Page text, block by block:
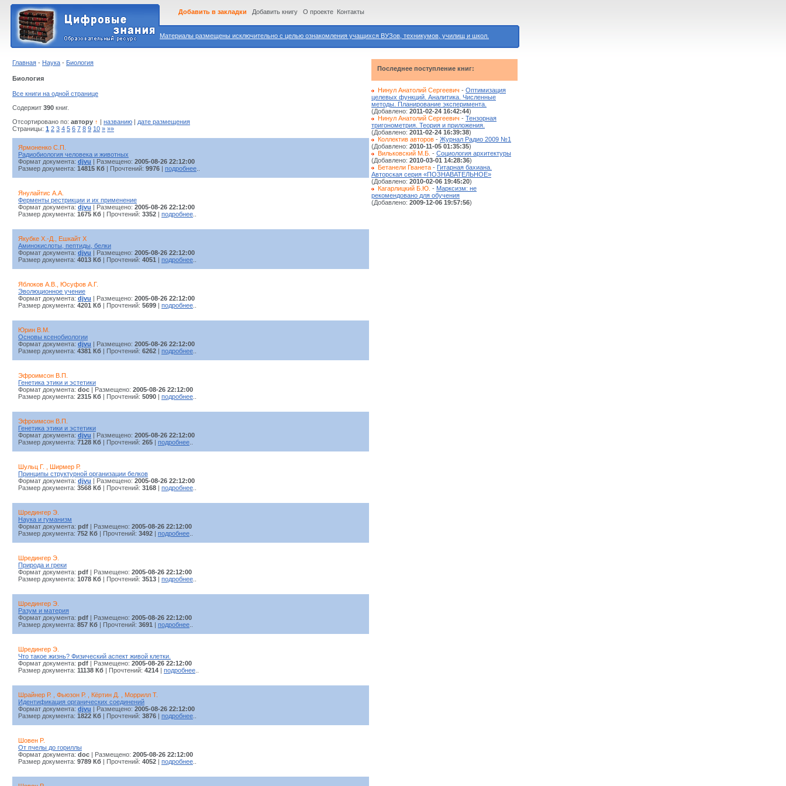
Материалы размещены исключительно с целью ознакомления учащихся ВУЗов, техникумов, училищ и школ.
Добавить в закладки Добавить книгу О проекте Контакты
Главная - Наука - Биология
Биология
Все книги на одной странице
Содержит 390 книг.
Отсортировано по: автору ↑ названию
дате размещения
Страницы: 1 2 3 4 5 6 7 8 9 10 » »»
Ярмоненко С.П.
Радиобиология человека и животных
Формат документа: djvu | Размещено: 2005-08-26 22:12:00
Размер документа: 14815 Кб | Прочтений: 9976 подробнее
Янулайтис А.А.
Ферменты рестрикции и их применение
Формат документа: djvu | Размещено: 2005-08-26 22:12:00
Размер документа: 1675 Кб | Прочтений: 3352 подробнее
Якубке Х.-Д., Ешкайт X
Аминокислоты, пептиды, белки
Формат документа: djvu | Размещено: 2005-08-26 22:12:00
Размер документа: 4013 Кб | Прочтений: 4051 подробнее
Яблоков А.В., Юсуфов А.Г.
Эволюционное учение
Формат документа: djvu | Размещено: 2005-08-26 22:12:00
Размер документа: 4201 Кб | Прочтений: 5699 подробнее
Юрин В.М.
Основы ксенобиологии
Формат документа: djvu | Размещено: 2005-08-26 22:12:00
Размер документа: 4381 Кб | Прочтений: 6262 подробнее
Эфроимсон В.П.
Генетика этики и эстетики
Формат документа: doc | Размещено: 2005-08-26 22:12:00
Размер документа: 2315 Кб | Прочтений: 5090 подробнее
Эфроимсон В.П.
Генетика этики и эстетики
Формат документа: djvu | Размещено: 2005-08-26 22:12:00
Размер документа: 7128 Кб | Прочтений: 265 подробнее
Шульц Г. , Ширмер Р.
Принципы структурной организации белков
Формат документа: djvu | Размещено: 2005-08-26 22:12:00
Размер документа: 3568 Кб | Прочтений: 3168 подробнее
Шредингер Э.
Наука и гуманизм
Формат документа: pdf | Размещено: 2005-08-26 22:12:00
Размер документа: 752 Кб | Прочтений: 3492 подробнее
Шредингер Э.
Природа и греки
Формат документа: pdf | Размещено: 2005-08-26 22:12:00
Размер документа: 1078 Кб | Прочтений: 3513 подробнее
Шредингер Э.
Разум и материя
Формат документа: pdf | Размещено: 2005-08-26 22:12:00
Размер документа: 857 Кб | Прочтений: 3691 подробнее
Шредингер Э.
Что такое жизнь? Физический аспект живой клетки.
Формат документа: pdf | Размещено: 2005-08-26 22:12:00
Размер документа: 11138 Кб | Прочтений: 4214 подробнее
Шрайнер Р. , Фьюзон Р. , Кёртин Д. , Моррилл Т.
Идентификация органических соединений
Формат документа: djvu | Размещено: 2005-08-26 22:12:00
Размер документа: 1822 Кб | Прочтений: 3876 подробнее
Шовен P.
От пчелы до гориллы
Формат документа: doc | Размещено: 2005-08-26 22:12:00
Размер документа: 9789 Кб | Прочтений: 4052 подробнее
Последнее поступление книг:
Нинул Анатолий Сергеевич - Оптимизация
целевых функций. Аналитика. Численные
методы. Планирование эксперимента.
(Добавлено: 2011-02-24 16:42:44)
Нинул Анатолий Сергеевич - Тензорная
тригонометрия. Теория и приложения.
(Добавлено: 2011-02-24 16:39:38)
Коллектив авторов - Журнал Радио 2009 №1
(Добавлено: 2010-11-05 01:35:35)
Вильковский М.Б. - Социология архитектуры
(Добавлено: 2010-03-01 14:28:36)
Бетанели Гванета - Гитарная бахиана.
Авторская серия «ПОЗНАВАТЕЛЬНОЕ»
(Добавлено: 2010-02-06 19:45:20)
Кагарлицкий Б.Ю. - Марксизм: не
рекомендовано для обучения
(Добавлено: 2009-12-06 19:57:56)